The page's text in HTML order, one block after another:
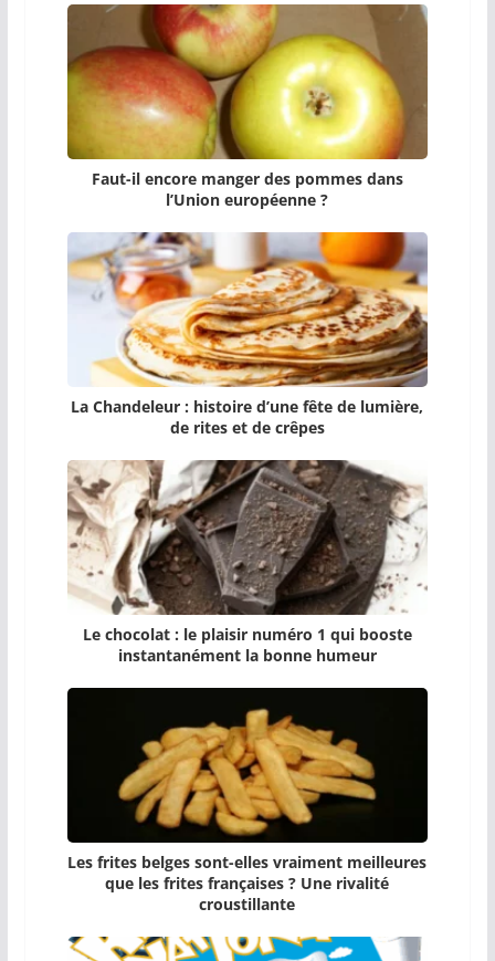
Faut-il encore manger des pommes dans
l’Union européenne ?
La Chandeleur : histoire d’une fête de lumière,
de rites et de crêpes
Le chocolat : le plaisir numéro 1 qui booste
instantanément la bonne humeur
Les frites belges sont-elles vraiment meilleures
que les frites françaises ? Une rivalité
croustillante